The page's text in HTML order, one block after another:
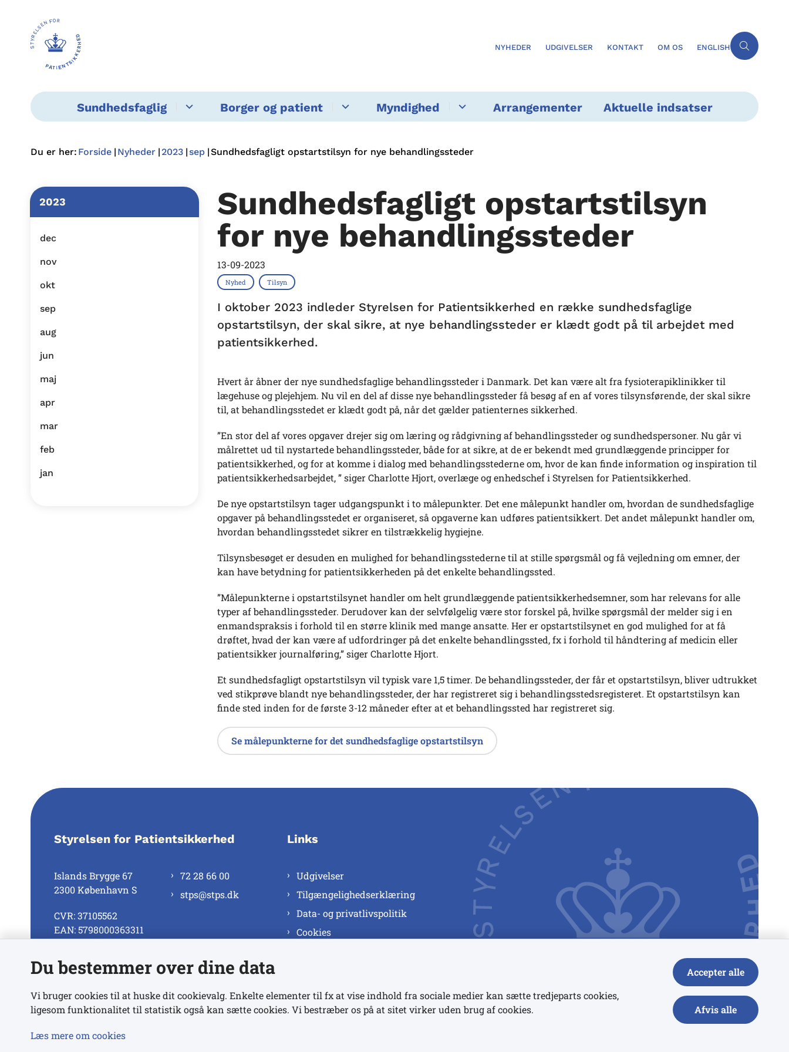
NYHEDER UDGIVELSER KONTAKT OM OS ENGLISH
Sundhedsfaglig Borger og patient Myndighed Arrangementer Aktuelle indsatser
Du er her: Forside Nyheder 2023 sep Sundhedsfagligt opstartstilsyn for nye behandlingssteder
2023
dec
nov
okt
sep
aug
jun
maj
apr
mar
feb
jan
Sundhedsfagligt opstartstilsyn
for nye behandlingssteder
13-09-2023
Nyhed Tilsyn
I oktober 2023 indleder Styrelsen for Patientsikkerhed en række sundhedsfaglige
opstartstilsyn, der skal sikre, at nye behandlingssteder er klædt godt på til arbejdet med
patientsikkerhed.
Hvert år åbner der nye sundhedsfaglige behandlingssteder i Danmark. Det kan være alt fra fysioterapiklinikker til
lægehuse og plejehjem. Nu vil en del af disse nye behandlingssteder få besøg af en af vores tilsynsførende, der skal sikre
til, at behandlingsstedet er klædt godt på, når det gælder patienternes sikkerhed.
”En stor del af vores opgaver drejer sig om læring og rådgivning af behandlingssteder og sundhedspersoner. Nu går vi
målrettet ud til nystartede behandlingssteder, både for at sikre, at de er bekendt med grundlæggende principper for
patientsikkerhed, og for at komme i dialog med behandlingsstederne om, hvor de kan finde information og inspiration til
patientsikkerhedsarbejdet, ” siger Charlotte Hjort, overlæge og enhedschef i Styrelsen for Patientsikkerhed.
De nye opstartstilsyn tager udgangspunkt i to målepunkter. Det ene målepunkt handler om, hvordan de sundhedsfaglige
opgaver på behandlingsstedet er organiseret, så opgaverne kan udføres patientsikkert. Det andet målepunkt handler om,
hvordan behandlingsstedet sikrer en tilstrækkelig hygiejne.
Tilsynsbesøget er desuden en mulighed for behandlingsstederne til at stille spørgsmål og få vejledning om emner, der
kan have betydning for patientsikkerheden på det enkelte behandlingssted.
”Målepunkterne i opstartstilsynet handler om helt grundlæggende patientsikkerhedsemner, som har relevans for alle
typer af behandlingssteder. Derudover kan der selvfølgelig være stor forskel på, hvilke spørgsmål der melder sig i en
enmandspraksis i forhold til en større klinik med mange ansatte. Her er opstartstilsynet en god mulighed for at få
drøftet, hvad der kan være af udfordringer på det enkelte behandlingssted, fx i forhold til håndtering af medicin eller
patientsikker journalføring,” siger Charlotte Hjort.
Et sundhedsfagligt opstartstilsyn vil typisk vare 1,5 timer. De behandlingssteder, der får et opstartstilsyn, bliver udtrukket
ved stikprøve blandt nye behandlingssteder, der har registreret sig i behandlingsstedsregisteret. Et opstartstilsyn kan
finde sted inden for de første 3-12 måneder efter at et behandlingssted har registreret sig.
Se målepunkterne for det sundhedsfaglige opstartstilsyn
Styrelsen for Patientsikkerhed
Islands Brygge 67
2300 København S
CVR: 37105562
EAN: 5798000363311
72 28 66 00
stps@stps.dk
Se alle kontaktnumre
Links
Udgivelser
Tilgængelighedserklæring
Data- og privatlivspolitik
Cookies
Du bestemmer over dine data
Vi bruger cookies til at huske dit cookievalg. Enkelte elementer til fx at vise indhold fra sociale medier kan sætte tredjeparts cookies,
ligesom funktionalitet til statistik også kan sætte cookies. Vi bestræber os på at sitet virker uden brug af cookies.
Læs mere om cookies
Accepter alle
Afvis alle